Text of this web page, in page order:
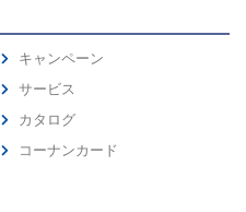
キャンペーン
サービス
カタログ
コーナンカード